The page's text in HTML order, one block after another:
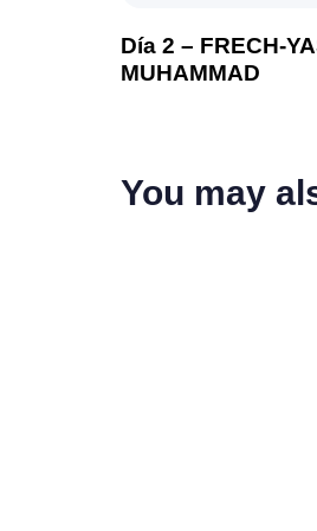
Día 2 – FRECH-
MUHAMMAD
You may